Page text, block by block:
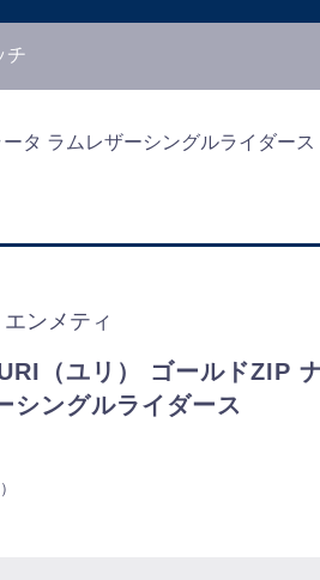
チ
タ ラムレザーシングルライダース
エンメティ
（ユリ） ゴールドZIP
シングルライダース